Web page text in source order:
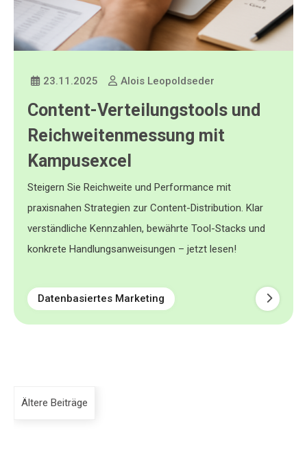
23.11.2025 Alois Leopoldseder
Content-Verteilungstools und
Reichweitenmessung mit
Kampusexcel
Steigern Sie Reichweite und Performance mit
praxisnahen Strategien zur Content-Distribution. Klar
verständliche Kennzahlen, bewährte Tool-Stacks und
konkrete Handlungsanweisungen – jetzt lesen!
Datenbasiertes Marketing
Ältere Beiträge